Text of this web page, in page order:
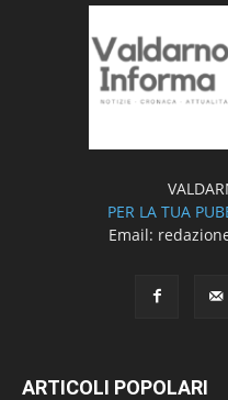
PER LA TUA
Email:
ARTICOLI POPOLARI